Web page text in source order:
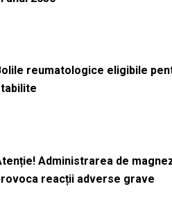
reumatologice eligibile
Administrarea de
reacții adverse grave